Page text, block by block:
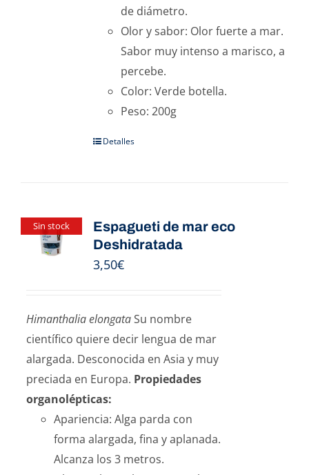
de diámetro.
Olor y sabor: Olor fuerte a mar.
Sabor muy intenso a marisco, a
percebe.
Color: Verde botella.
Peso: 200g
Detalles
Sin stock
Espagueti de mar eco
Deshidratada
3,50€
Himanthalia elongataSu nombre
científico quiere decir lengua de mar
alargada. Desconocida en Asia y muy
preciada en Europa. Propiedades
organolépticas:
Apariencia: Alga parda con
forma alargada, fina y aplanada.
Alcanza los 3 metros.